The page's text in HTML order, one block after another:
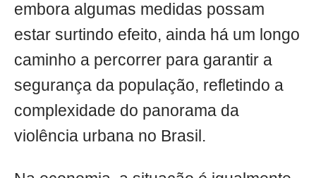
embora algumas medidas possam
estar surtindo efeito, ainda há um longo
caminho a percorrer para garantir a
segurança da população, refletindo a
complexidade do panorama da
violência urbana no Brasil.